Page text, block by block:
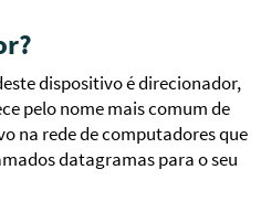
dispositivo é direcionador,
pelo nome mais comum de
na rede de computadores que
datagramas para o seu